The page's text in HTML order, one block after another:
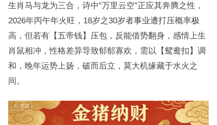
生肖马与龙为三合，诗中“万里云空”正应其奔腾之性，
2026年丙午年火旺，18岁之30岁者事业遭打压概率极
高，但若有【五帝钱】压包，反能借势翻身，感情上生
肖鼠相冲，性格差异导致郁郁寡欢，需以【鸳鸯扣】调
和，晚年运势上扬，破而后立，莫大机缘藏于水火之
间。